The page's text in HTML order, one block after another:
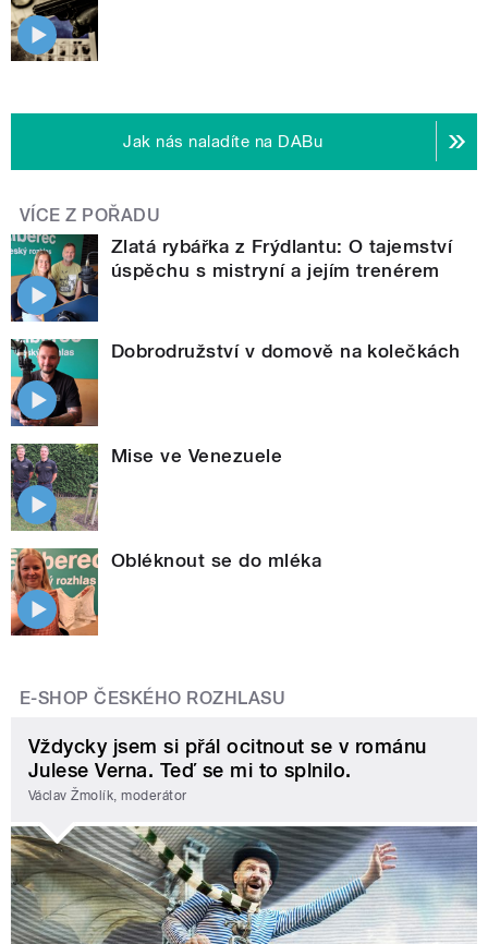
Jak nás naladíte na DABu
VÍCE Z POŘADU
Zlatá rybářka z Frýdlantu: O tajemství
úspěchu s mistryní a jejím trenérem
Dobrodružství v domově na kolečkách
Mise ve Venezuele
Obléknout se do mléka
E-SHOP ČESKÉHO ROZHLASU
Vždycky jsem si přál ocitnout se v románu
Julese Verna. Teď se mi to splnilo.
Václav Žmolík, moderátor